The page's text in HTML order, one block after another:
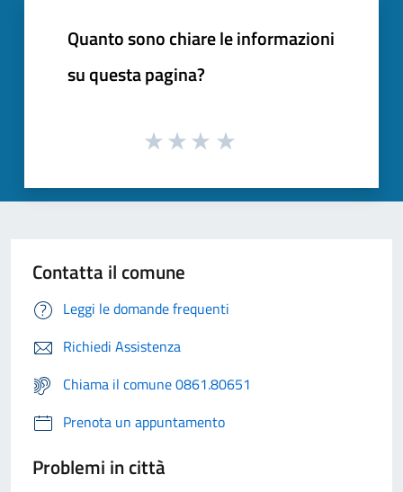
Quanto sono chiare le informazioni
su questa pagina?
Contatta il comune
Leggi le domande frequenti
Richiedi Assistenza
Chiama il comune 0861.80651
Prenota un appuntamento
Problemi in città